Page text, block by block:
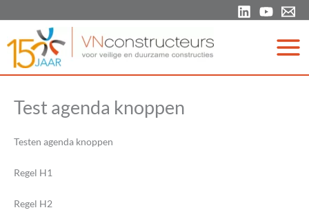
de
inhoud
Test agenda knoppen
Testen agenda knoppen
Regel H1
Regel H2